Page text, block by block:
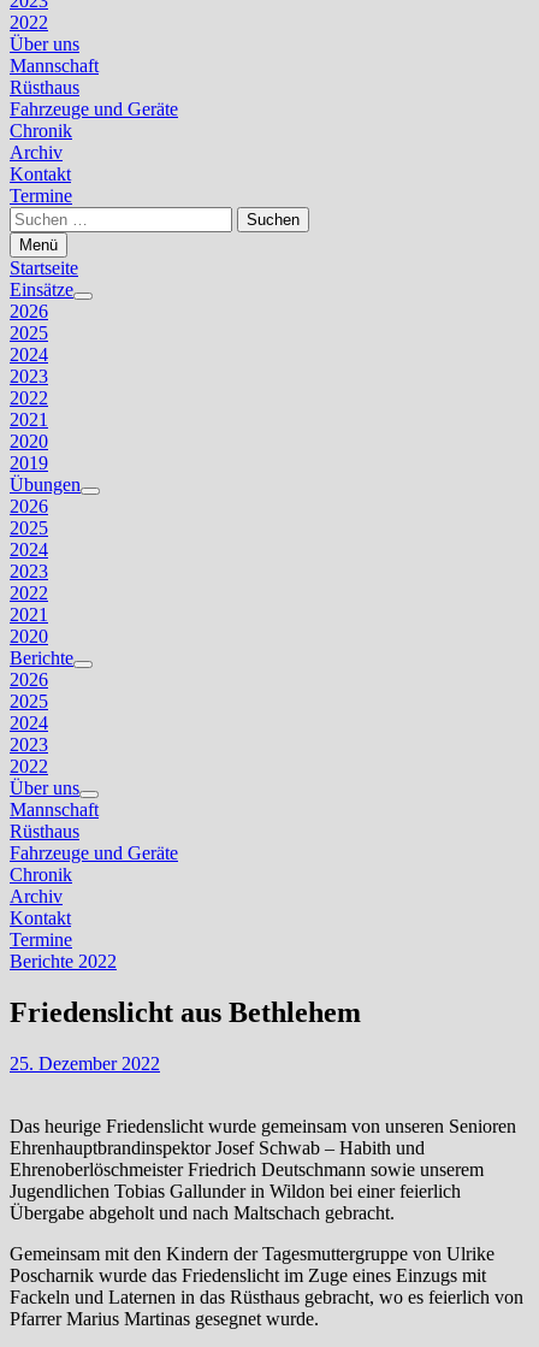
2022
Über uns
Mannschaft
Rüsthaus
Fahrzeuge und Geräte
Chronik
Archiv
Kontakt
Termine
Suchen
nach:
Menü
Startseite
Einsätze
Untermenü
2026
2025
2024
2023
2022
2021
2020
2019
Übungen
Untermenü
2026
2025
2024
2023
2022
2021
2020
Berichte
Untermenü
2026
2025
2024
2023
2022
Über uns
Untermenü
anzeigen
Mannschaft
Rüsthaus
Fahrzeuge und Geräte
Chronik
Archiv
Kontakt
Termine
Berichte 2022
Friedenslicht aus Bethlehem
25. Dezember 2022
Das heurige Friedenslicht wurde gemeinsam von unseren Senioren
Ehrenhauptbrandinspektor Josef Schwab – Habith und
Ehrenoberlöschmeister Friedrich Deutschmann sowie unserem
Jugendlichen Tobias Gallunder in Wildon bei einer feierlich
Übergabe abgeholt und nach Maltschach gebracht.
Gemeinsam mit den Kindern der Tagesmuttergruppe von Ulrike
Poscharnik wurde das Friedenslicht im Zuge eines Einzugs mit
Fackeln und Laternen in das Rüsthaus gebracht, wo es feierlich von
Pfarrer Marius Martinas gesegnet wurde.